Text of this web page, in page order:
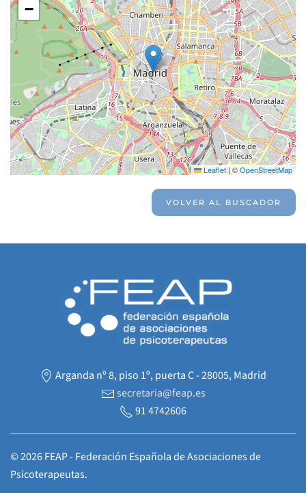
−
Leaflet| ©OpenStreetMap
VOLVER AL BUSCADOR
Arganda nº 8, piso 1º, puerta C - 28005, Madrid
secretaria@feap.es
91 4742606
©2026FEAP - Federación Española de Asociaciones de
Psicoterapeutas.